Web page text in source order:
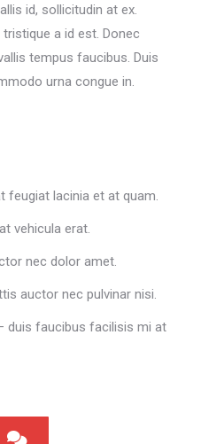
id, sollicitudin at ex.
a id est. Donec
tempus faucibus. Duis
urna congue in.
feugiat lacinia et at quam.
vehicula erat.
nec dolor amet.
auctor nec pulvinar nisi.
duis faucibus facilisis mi at